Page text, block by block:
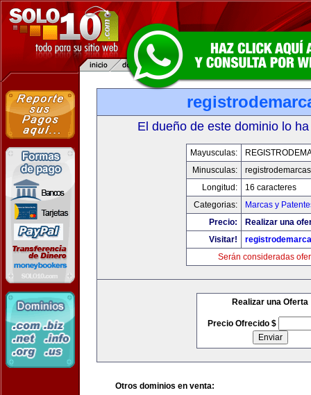
El dueño de este dominio lo
Mayusculas:
Minusculas:
Longitud:
16 caracteres
Categorias:
Marcas y
Precio:
Realizar una
Visitar!
Serán consideradas
Realizar una Oferta
Precio Ofrecido $
Otros dominios en venta: